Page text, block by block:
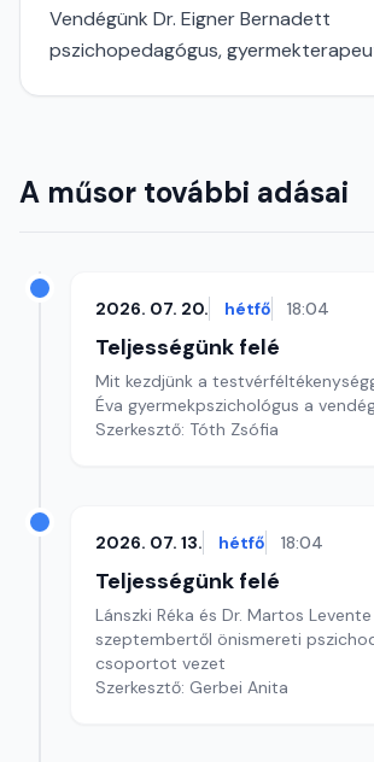
Vendégünk Dr. Eigner Bernadett
pszichopedagógus,
A műsor további adásai
2026. 07. 20. hétfő 18:04
Teljességünk felé
Mit kezdjünk a
Éva gyermekpszichológus a
Szerkesztő: Tóth Zsófia
2026. 07. 13. hétfő 18:04
Teljességünk felé
Lánszki Réka és Dr. Martos Levente
szeptembertől önismereti
csoportot vezet
Szerkesztő: Gerbei Anita